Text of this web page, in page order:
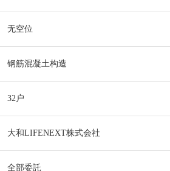
无空位
钢筋混凝土构造
32户
大和LIFENEXT株式会社
全部委託